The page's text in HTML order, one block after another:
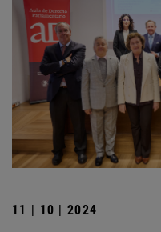
11 | 10 | 2024